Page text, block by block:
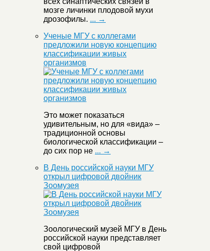
мозге личинки плодовой мухи
дрозофилы. ... →
Ученые МГУ с коллегами
предложили новую концепцию
классификации живых
организмов
Это может показаться
удивительным, но для «вида» –
традиционной основы
биологической классификации –
до сих пор не ... →
В День российской науки МГУ
открыл цифровой двойник
Зоомузея
Зоологический музей МГУ в День
российской науки представляет
свой цифровой